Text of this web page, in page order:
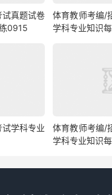
真题试卷
0915
体育教师考编/
学科专业知识
学科专业
体育教师考编/
学科专业知识